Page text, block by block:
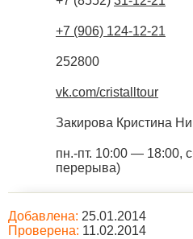
+7 (906) 124-12-21
252800
vk.com/cristalltour
Закирова Кристина
пн.-пт. 10:00 — 18:00,
перерыва)
Добавлена: 25.01.2014
Проверена: 11.02.2014